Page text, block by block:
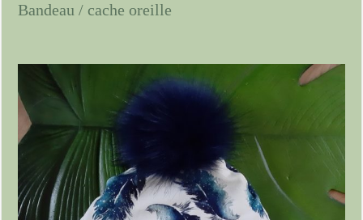
Bandeau / cache oreille